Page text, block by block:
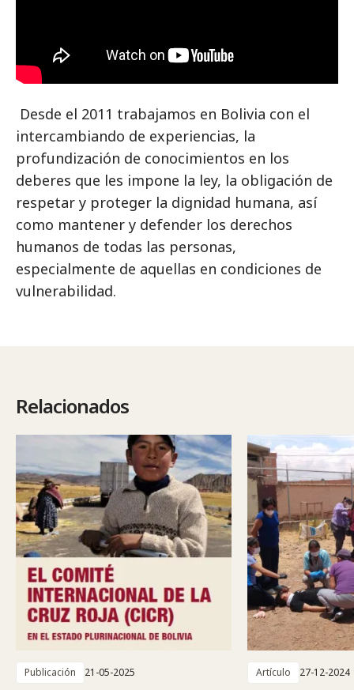
Desde el 2011 trabajamos en Bolivia con el
intercambiando de experiencias, la
profundización de conocimientos en los
deberes que les impone la ley, la obligación de
respetar y proteger la dignidad humana, así
como mantener y defender los derechos
humanos de todas las personas,
especialmente de aquellas en condiciones de
vulnerabilidad.
Relacionados
Publicación 21-05-2025 Artículo 27-12-2024